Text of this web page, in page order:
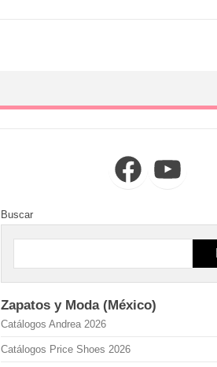
FacebookYouTube
Buscar
Zapatos y Moda (México)
Catálogos Andrea 2026
Catálogos Price Shoes 2026